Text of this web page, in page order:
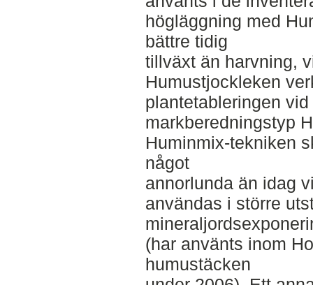
högläggning med
bättre tidig
tillväxt än harvning,
Humustjockleken
plantetableringen
markberedningstyp
Huminmix-tekniken
något
annorlunda än idag
användas i större
(har använts inom
humustäcken